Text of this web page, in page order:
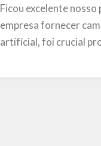
Ficou excelente
empresa fornecer
artifícial, foi crucial